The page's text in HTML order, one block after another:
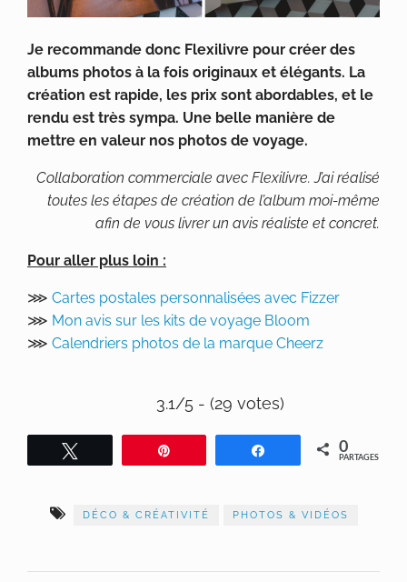
Je recommande donc Flexilivre pour créer des
albums photos à la fois originaux et élégants. La
création est rapide, les prix sont abordables, et le
rendu est très sympa. Une belle manière de
mettre en valeur nos photos de voyage.
Collaboration commerciale avec Flexilivre. J’ai réalisé
toutes les étapes de création de l’album moi-même
afin de vous livrer un avis réaliste et concret.
Pour aller plus loin :
⋙ Cartes postales personnalisées avec Fizzer
⋙ Mon avis sur les kits de voyage Bloom
⋙ Calendriers photos de la marque Cheerz
3.1/5 - (29 votes)
Partagez 0
PARTAGES
DÉCO & CRÉATIVITÉ PHOTOS & VIDÉOS